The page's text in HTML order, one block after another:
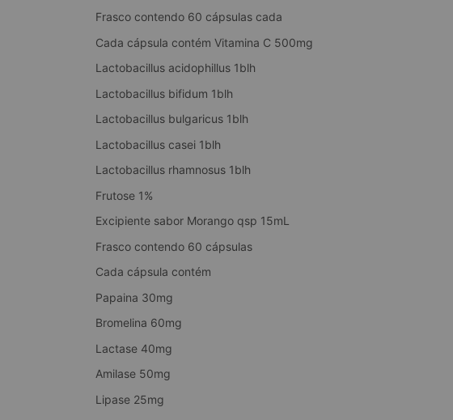
Frasco contendo 60 cápsulas cada
Cada cápsula contém Vitamina C 500mg
Lactobacillus acidophillus 1blh
Lactobacillus bifidum 1blh
Lactobacillus bulgaricus 1blh
Lactobacillus casei 1blh
Lactobacillus rhamnosus 1blh
Frutose 1%
Excipiente sabor Morango qsp 15mL
Frasco contendo 60 cápsulas
Cada cápsula contém
Papaina 30mg
Bromelina 60mg
Lactase 40mg
Amilase 50mg
Lipase 25mg